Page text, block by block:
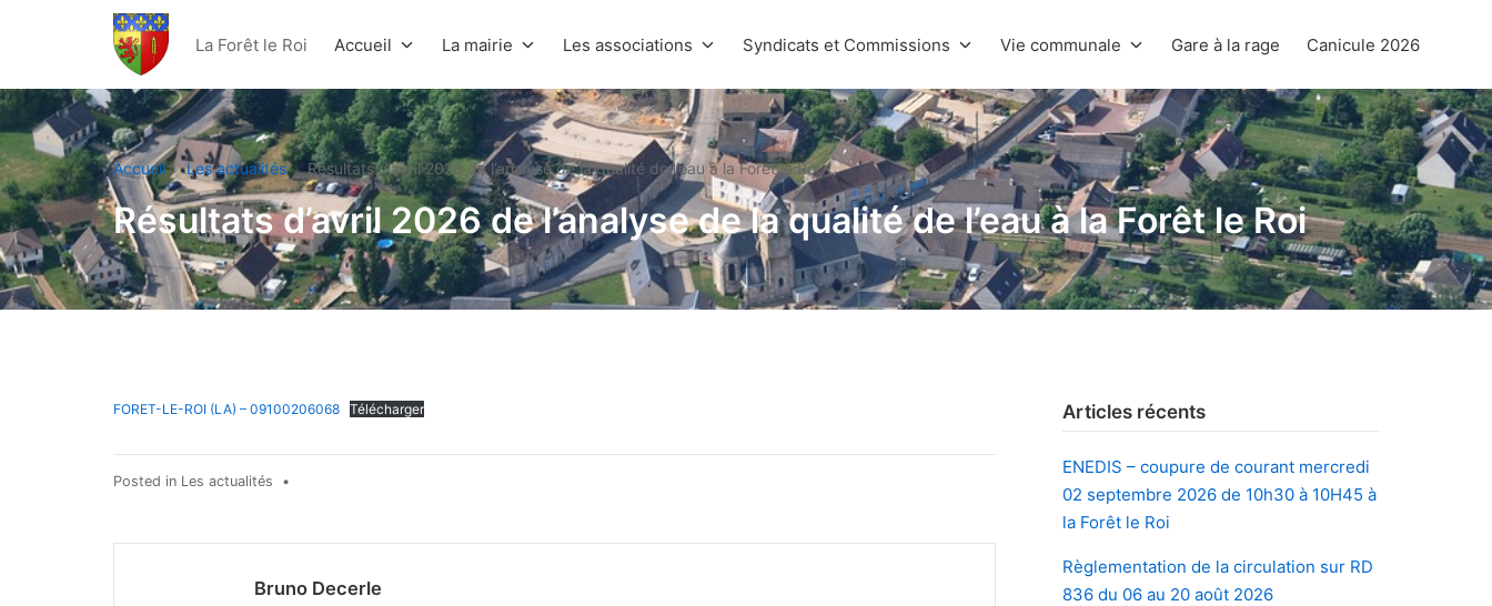
La Forêt Le Roi
La Forêt le Roi Accueil La mairie Les associations Syndicats et Commissions Vie communale Gare à la rage Canicule 2026
Accueil Les actualités Résultats d’avril 2026 de l’analyse de la qualité de l’eau à la Forêt le Roi
Résultats d’avril 2026 de l’analyse de la qualité de l’eau à la Forêt le Roi
FORET-LE-ROI (LA) – 09100206068 Télécharger
Posted in Les actualités •
Bruno Decerle
Articles récents
ENEDIS – coupure de courant mercredi
02 septembre 2026 de 10h30 à 10H45 à
la Forêt le Roi
Règlementation de la circulation sur RD
836 du 06 au 20 août 2026